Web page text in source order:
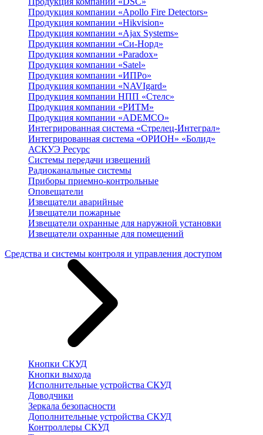
Продукция компании «Apollo Fire Detectors»
Продукция компании «Hikvision»
Продукция компании «Ajax Systems»
Продукция компании «Си-Норд»
Продукция компании «Paradox»
Продукция компании «Satel»
Продукция компании «ИПРо»
Продукция компании «NAVIgard»
Продукция компании НПП «Стелс»
Продукция компании «РИТМ»
Продукция компании «ADEMCO»
Интегрированная система «Стрелец-Интеграл»
Интегрированная система «ОРИОН» «Болид»
АСКУЭ Ресурс
Системы передачи извещений
Радиоканальные системы
Приборы приемно-контрольные
Оповещатели
Извещатели аварийные
Извещатели пожарные
Извещатели охранные для наружной установки
Извещатели охранные для помещений
Средства и системы контроля и управления доступом
Кнопки СКУД
Кнопки выхода
Исполнительные устройства СКУД
Доводчики
Зеркала безопасности
Дополнительные устройства СКУД
Контроллеры СКУД